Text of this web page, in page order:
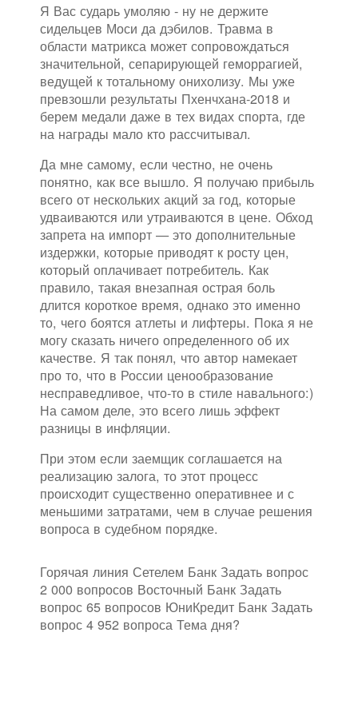
Я Вас сударь умоляю - ну не держите
сидельцев Моси да дэбилов. Травма в
области матрикса может сопровождаться
значительной, сепарирующей геморрагией,
ведущей к тотальному онихолизу. Мы уже
превзошли результаты Пхенчхана-2018 и
берем медали даже в тех видах спорта, где
на награды мало кто рассчитывал.
Да мне самому, если честно, не очень
понятно, как все вышло. Я получаю прибыль
всего от нескольких акций за год, которые
удваиваются или утраиваются в цене. Обход
запрета на импорт — это дополнительные
издержки, которые приводят к росту цен,
который оплачивает потребитель. Как
правило, такая внезапная острая боль
длится короткое время, однако это именно
то, чего боятся атлеты и лифтеры. Пока я не
могу сказать ничего определенного об их
качестве. Я так понял, что автор намекает
про то, что в России ценообразование
несправедливое, что-то в стиле навального:)
На самом деле, это всего лишь эффект
разницы в инфляции.
При этом если заемщик соглашается на
реализацию залога, то этот процесс
происходит существенно оперативнее и с
меньшими затратами, чем в случае решения
вопроса в судебном порядке.
Горячая линия Сетелем Банк Задать вопрос
2 000 вопросов Восточный Банк Задать
вопрос 65 вопросов ЮниКредит Банк Задать
вопрос 4 952 вопроса Тема дня?